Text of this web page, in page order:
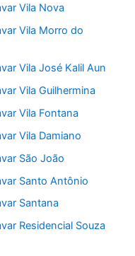
Vila Nova
Vila Morro do
Vila José Kalil Aun
Vila Guilhermina
Vila Fontana
Vila Damiano
São João
Santo Antônio
Santana
Residencial Souza